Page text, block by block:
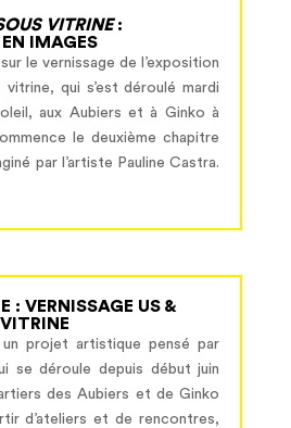
VITRINE:
IMAGES
le vernissage de l’exposition
qui s’est déroulé mardi
aux Aubiers et à Ginko à
le deuxième chapitre
par l’artiste Pauline Castra.
: VERNISSAGE US &
projet artistique pensé par
se déroule depuis début juin
des Aubiers et de Ginko
d’ateliers et de rencontres,